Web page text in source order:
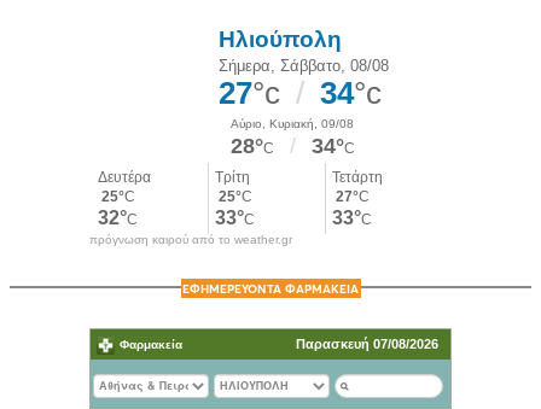
πρόγνωση καιρού από το weather.gr
ΕΦΗΜΕΡΕΥΟΝΤΑ ΦΑΡΜΑΚΕΙΑ